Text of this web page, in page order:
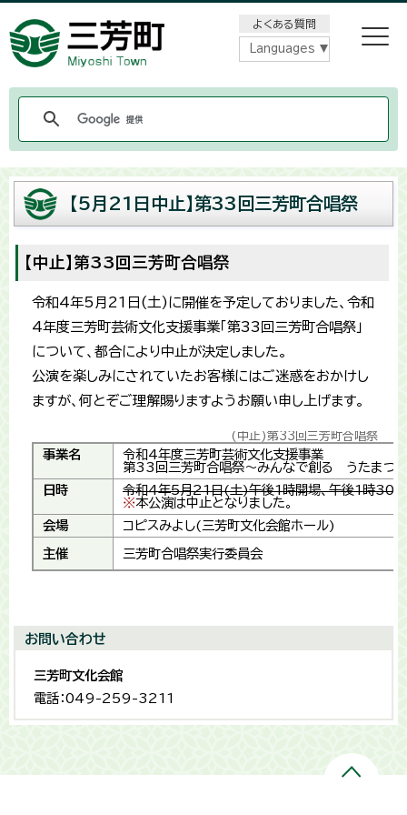
よくある質問
Languages
【5月21日中止】第33回三芳町合唱祭
【中止】第33回三芳町合唱祭
令和4年5月21日(土)に開催を予定しておりました、令和
4年度三芳町芸術文化支援事業「第33回三芳町合唱祭」
について、都合により中止が決定しました。
公演を楽しみにされていたお客様にはご迷惑をおかけし
ますが、何とぞご理解賜りますようお願い申し上げます。
(中止)第33回三芳町合唱祭
事業名
令和4年度三芳町芸術文化支援事業
第33回三芳町合唱祭～みんなで創る うたまつ
日時
令和4年5月21日(土)午後1時開場、午後1時30
※本公演は中止となりました。
会場
コピスみよし(三芳町文化会館ホール)
主催 三芳町合唱祭実行委員会
お問い合わせ
三芳町文化会館
電話：049-259-3211